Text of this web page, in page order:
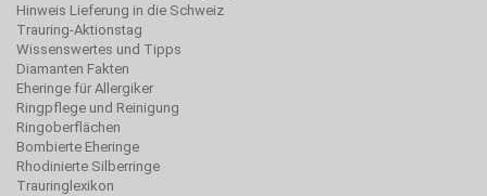
Hinweis Lieferung in die Schweiz
Trauring-Aktionstag
Wissenswertes und Tipps
Diamanten Fakten
Eheringe für Allergiker
Ringpflege und Reinigung
Ringoberflächen
Bombierte Eheringe
Rhodinierte Silberringe
Trauringlexikon